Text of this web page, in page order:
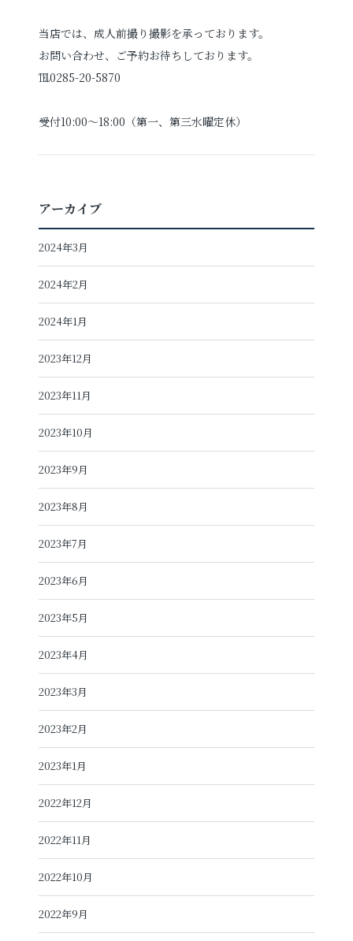
当店では、成人前撮り撮影を承っております。
お問い合わせ、ご予約お待ちしております。
℡0285-20-5870
受付10:00～18:00（第一、第三水曜定休）
アーカイブ
2024年3月
2024年2月
2024年1月
2023年12月
2023年11月
2023年10月
2023年9月
2023年8月
2023年7月
2023年6月
2023年5月
2023年4月
2023年3月
2023年2月
2023年1月
2022年12月
2022年11月
2022年10月
2022年9月